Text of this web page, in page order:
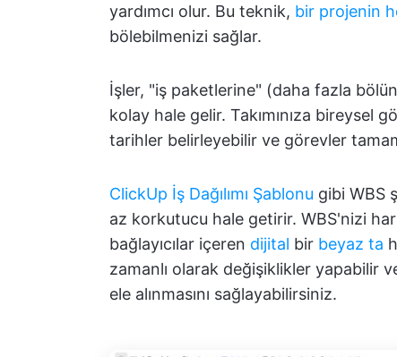
yardımcı olur. Bu teknik, bir projenin
bölebilmenizi sağlar.
İşler, "iş paketlerine" (daha fazla
kolay hale gelir. Takımınıza bireysel
tarihler belirleyebilir ve görevler
ClickUp İş Dağılımı Şablonu gibi WBS
az korkutucu hale getirir. WBS'nizi
bağlayıcılar içeren dijital bir beyaz ta
zamanlı olarak değişiklikler yapabilir
ele alınmasını sağlayabilirsiniz.